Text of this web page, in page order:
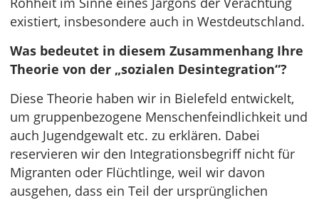
existiert, insbesondere auch in Westdeutschland.
Was bedeutet in diesem Zusammenhang Ihre
Theorie von der „sozialen Desintegration“?
Diese Theorie haben wir in Bielefeld entwickelt,
um gruppenbezogene Menschenfeindlichkeit und
auch Jugendgewalt etc. zu erklären. Dabei
reservieren wir den Integrationsbegriff nicht für
Migranten oder Flüchtlinge, weil wir davon
ausgehen, dass ein Teil der ursprünglichen